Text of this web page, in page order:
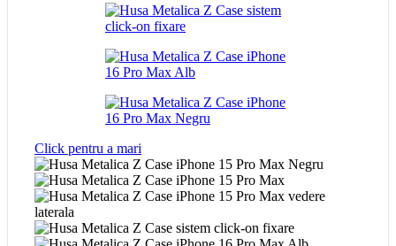
Click pentru a mari